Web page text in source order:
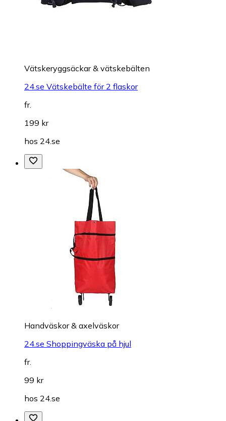
Vätskeryggsäckar & vätskebälten
24.se Vätskebälte för 2 flaskor
fr.
199 kr
hos 24.se
Handväskor & axelväskor
24.se Shoppingväska på hjul
fr.
99 kr
hos 24.se